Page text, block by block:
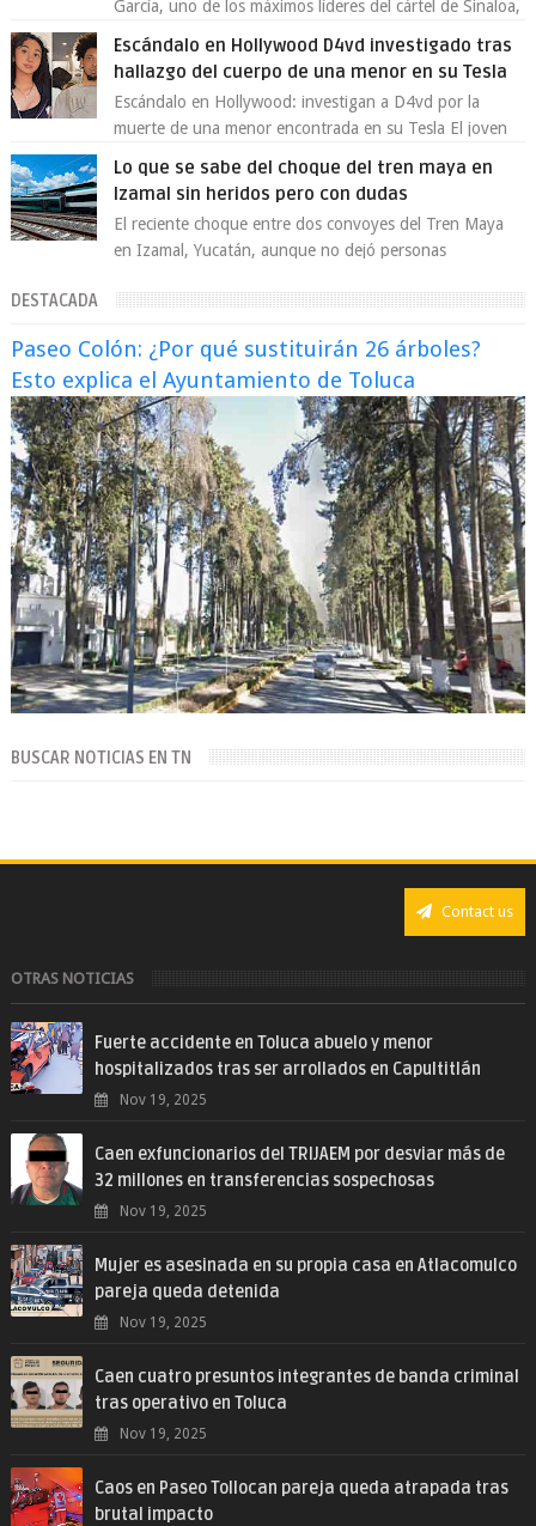
García, uno de los máximos líderes del cártel de Sinaloa,
Escándalo en Hollywood D4vd investigado tras
hallazgo del cuerpo de una menor en su Tesla
Escándalo en Hollywood: investigan a D4vd por la
muerte de una menor encontrada en su Tesla El joven
Lo que se sabe del choque del tren maya en
Izamal sin heridos pero con dudas
El reciente choque entre dos convoyes del Tren Maya
en Izamal, Yucatán, aunque no dejó personas
DESTACADA
Paseo Colón: ¿Por qué sustituirán 26 árboles?
Esto explica el Ayuntamiento de Toluca
BUSCAR NOTICIAS EN TN
Contact us
OTRAS NOTICIAS
Fuerte accidente en Toluca abuelo y menor
hospitalizados tras ser arrollados en Capultitlán
Nov 19, 2025
Caen exfuncionarios del TRIJAEM por desviar más de
32 millones en transferencias sospechosas
Nov 19, 2025
Mujer es asesinada en su propia casa en Atlacomulco
pareja queda detenida
Nov 19, 2025
Caen cuatro presuntos integrantes de banda criminal
tras operativo en Toluca
Nov 19, 2025
Caos en Paseo Tollocan pareja queda atrapada tras
brutal impacto